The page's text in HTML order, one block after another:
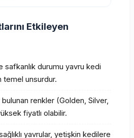
Etkileyen
safkanlık durumu yavru kedi
temel unsurdur.
bulunan renkler (Golden, Silver,
fiyatlı olabilir.
yavrular, yetişkin kedilere